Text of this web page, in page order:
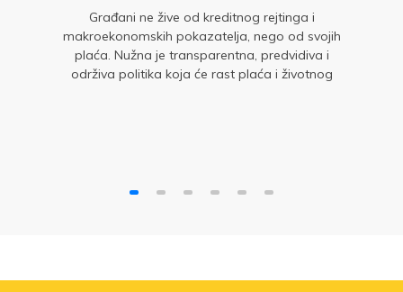
Građani ne žive od kreditnog rejtinga i
makroekonomskih pokazatelja, nego od svojih
plaća. Nužna je transparentna, predvidiva i
održiva politika koja će rast plaća i životnog